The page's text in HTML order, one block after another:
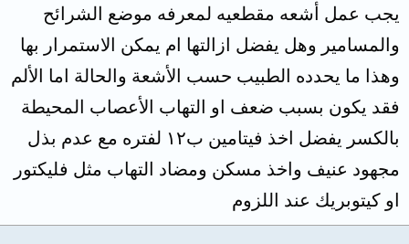
يجب عمل أشعه مقطعيه لمعرفه موضع الشرائح
والمسامير وهل يفضل ازالتها ام يمكن الاستمرار بها
وهذا ما يحدده الطبيب حسب الأشعة والحالة اما الألم
فقد يكون بسبب ضعف او التهاب الأعصاب المحيطة
بالكسر يفضل اخذ فيتامين ب١٢ لفتره مع عدم بذل
مجهود عنيف واخذ مسكن ومضاد التهاب مثل فليكتور
او كيتوبريك عند اللزوم